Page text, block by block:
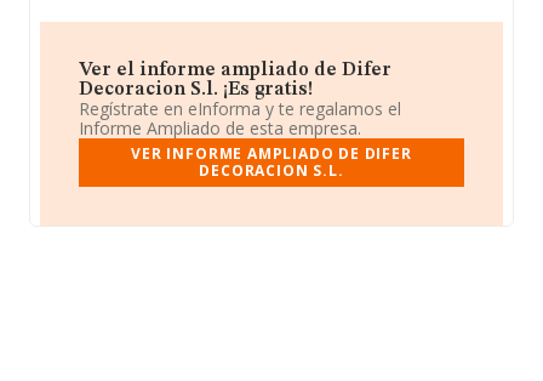
Ver el informe ampliado de Difer
Decoracion S.l. ¡Es gratis!
Regístrate en eInforma y te regalamos el
Informe Ampliado de esta empresa.
VER INFORME AMPLIADO DE DIFER
DECORACION S.L.